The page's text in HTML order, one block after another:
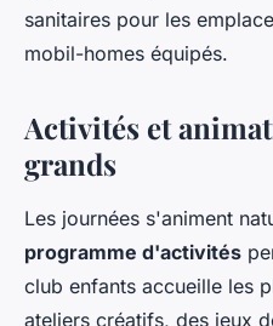
sanitaires pour les
mobil-homes équipés.
Activités et
grands
Les journées s'animent
programme d'activités
club enfants accueille les
ateliers créatifs, des jeux